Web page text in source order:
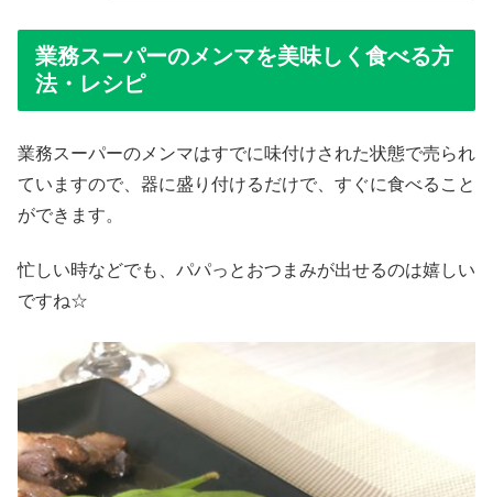
業務スーパーのメンマを美味しく食べる方
法・レシピ
業務スーパーのメンマはすでに味付けされた状態で売られ
ていますので、器に盛り付けるだけで、すぐに食べること
ができます。
忙しい時などでも、パパっとおつまみが出せるのは嬉しい
ですね☆